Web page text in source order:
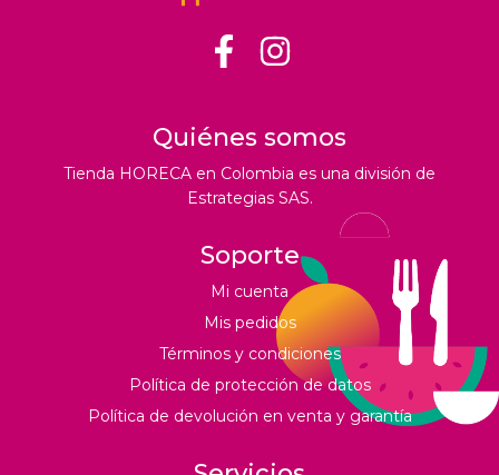
Quiénes somos
Tienda HORECA en Colombia es una división de
Estrategias SAS.
Soporte
Mi cuenta
Mis pedidos
Términos y condiciones
Política de protección de datos
Política de devolución en venta y garantía